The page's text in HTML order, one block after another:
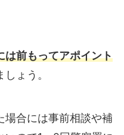
は前もってアポイント
ょう。
場合には事前相談や補